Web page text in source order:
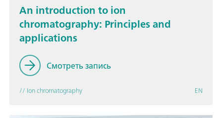
An introduction to ion
chromatography: Principles and
applications
Смотреть запись
// Ion chromatography EN